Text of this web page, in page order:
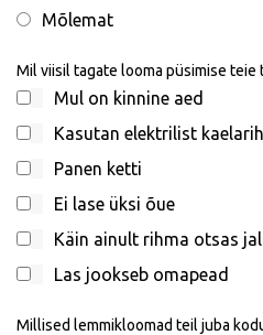
Mõlemat
Mil viisil tagate looma püsimise teie
Mul on kinnine aed
Kasutan elektrilist
Panen ketti
Ei lase üksi õue
Käin ainult rihma otsas
Las jookseb omapead
Millised lemmikloomad teil juba